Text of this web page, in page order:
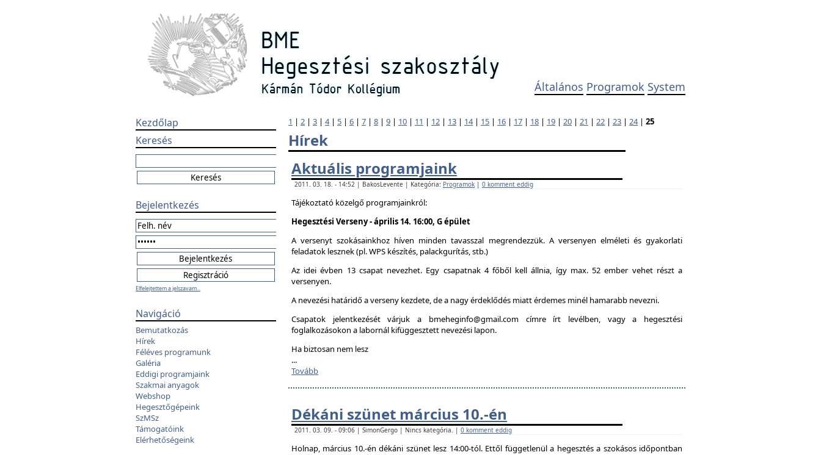
Általános Programok System
Kezdőlap
Keresés
Bejelentkezés
Elfelejtettem a jelszavam...
Navigáció
Bemutatkozás
Hírek
Féléves programunk
Galéria
Eddigi programjaink
Szakmai anyagok
Webshop
Hegesztőgépeink
SzMSz
Támogatóink
Elérhetőségeink
1 | 2 | 3 | 4| 5 | 6 | 7 | 8 | 9 | 10 | 11 | 12 | 13 | 14| 15 | 16 | 17 | 18 | 19 | 20 | 21 | 22 | 23 | 24| 25
Hírek
Aktuális programjaink
2011. 03. 18. - 14:52 | BakosLevente | Kategória: Programok | 0 komment eddig
Tájékoztató közelgő programjainkról:
Hegesztési Verseny - április 14. 16:00, G épület
A versenyt szokásainkhoz híven minden tavasszal megrendezzük. A versenyen elméleti és gyakorlati
feladatok lesznek (pl. WPS készítés, palackgurítás, stb.)
Az idei évben 13 csapat nevezhet. Egy csapatnak 4 főből kell állnia, így max. 52 ember vehet részt a
versenyen.
A nevezési határidő a verseny kezdete, de a nagy érdeklődés miatt érdemes minél hamarabb nevezni.
Csapatok jelentkezését várjuk a bmeheginfo@gmail.com címre írt levélben, vagy a hegesztési
foglalkozásokon a labornál kifüggesztett nevezési lapon.
Ha biztosan nem lesz
...
Tovább
Dékáni szünet március 10.-én
2011. 03. 09. - 09:06 | SimonGergo | Nincs kategória. | 0 komment eddig
Holnap, március 10.-én dékáni szünet lesz 14:00-tól. Ettől függetlenül a hegesztés a szokásos időpontban